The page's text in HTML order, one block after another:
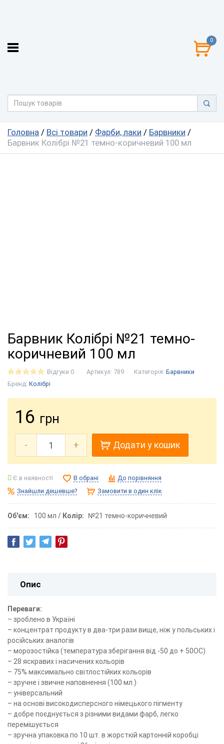
0
Головна / Всі товари / Фарби, лаки / Барвники /
Барвник Колібрі №21 темно-коричневий 100 мл
Барвник Колібрі №21 темно-
коричневий 100 мл
Відгуки 0 Артикул: 789 Категорія: Барвники
Бренд: Колібрі
16 грн
- + Додати у кошик
Є в наявності В обрані
До порівняння
Знайшли дешевше?
Замовити в один клік
Об'єм 100 мл Колір №21 темно-коричневий
Опис
Переваги:
– зроблено в Україні
– концентрат продукту в два-три рази вище, ніж у польських і
російських аналогів
– морозостійка (температура зберігання від -50 до + 50ОС)
– 28 яскравих і насичених кольорів
– 75% максимально світлостійких кольорів
– зручне і звичне наповнення (100 мл.)
– універсальний
– на основі високодисперсного німецького пігменту
– добре поєднується з різними видами фарб, легко
перемішується
– зручна упаковка по 10 шт. в жорсткій картонній коробці